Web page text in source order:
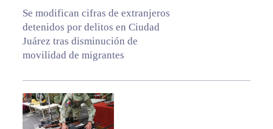
Se modifican cifras de extranjeros
detenidos por delitos en Ciudad
Juárez tras disminución de
movilidad de migrantes